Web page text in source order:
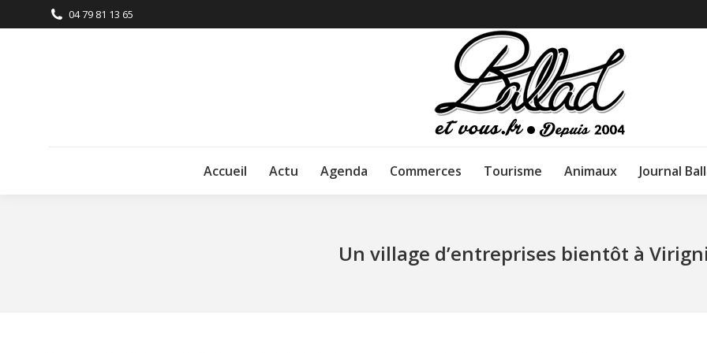
04 79 81 13 65
Accueil Actu Agenda Commerces Tourisme Animaux Journal
Un village d’entreprises bientôt à